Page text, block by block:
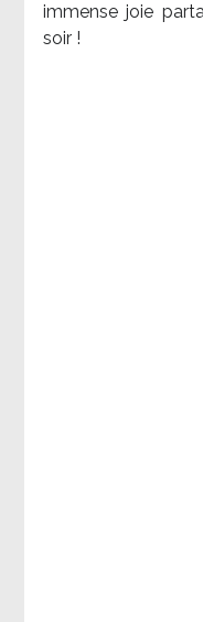
immense joie
soir !